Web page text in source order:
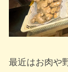
最近はお肉や